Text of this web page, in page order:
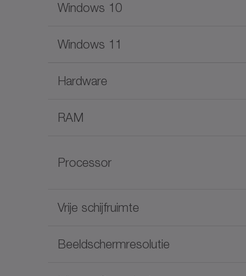
Windows 10
Windows 11
Hardware
RAM
Processor
Vrije schijfruimte
Beeldschermresolutie